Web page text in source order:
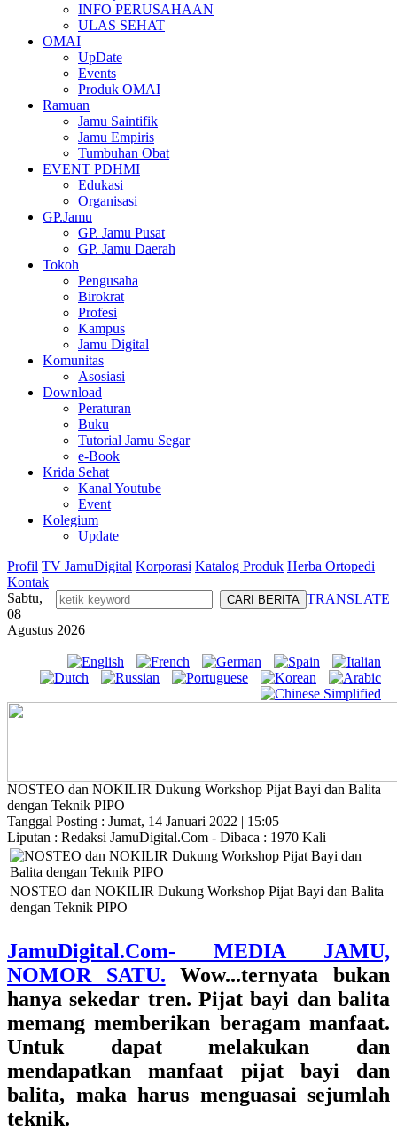
INFO PERUSAHAAN
ULAS SEHAT
OMAI
UpDate
Events
Produk OMAI
Ramuan
Jamu Saintifik
Jamu Empiris
Tumbuhan Obat
EVENT PDHMI
Edukasi
Organisasi
GP.Jamu
GP. Jamu Pusat
GP. Jamu Daerah
Tokoh
Pengusaha
Birokrat
Profesi
Kampus
Jamu Digital
Komunitas
Asosiasi
Download
Peraturan
Buku
Tutorial Jamu Segar
e-Book
Krida Sehat
Kanal Youtube
Event
Kolegium
Update
Profil TV JamuDigital Korporasi Katalog Produk Herba Ortopedi
Kontak
TRANSLATE
Sabtu,
08
Agustus 2026
NOSTEO dan NOKILIR Dukung Workshop Pijat Bayi dan Balita
dengan Teknik PIPO
Tanggal Posting : Jumat, 14 Januari 2022 | 15:05
Liputan : Redaksi JamuDigital.Com - Dibaca : 1970 Kali
NOSTEO dan NOKILIR Dukung Workshop Pijat Bayi dan Balita
dengan Teknik PIPO
JamuDigital.Com- MEDIA JAMU,
NOMOR SATU.
Wow...ternyata bukan
hanya sekedar tren. Pijat bayi dan balita
memang memberikan beragam manfaat.
Untuk dapat melakukan dan
mendapatkan manfaat pijat bayi dan
balita, maka harus menguasai sejumlah
teknik.